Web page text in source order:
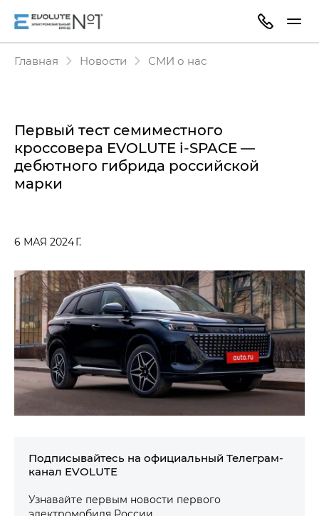
Главная Новости СМИ о нас
Первый тест семиместного
кроссовера EVOLUTE i‑SPACE —
дебютного гибрида российской
марки
6 МАЯ 2024 Г.
Подписывайтесь на официальный Телеграм-
канал EVOLUTE
Узнавайте первым новости первого